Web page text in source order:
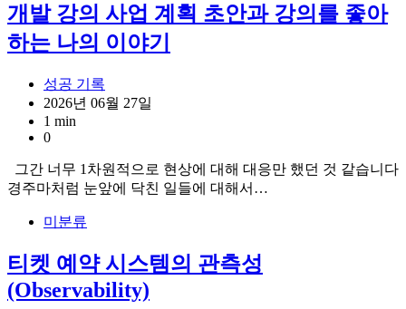
개발 강의 사업 계획 초안과 강의를 좋아
하는 나의 이야기
성공 기록
2026년 06월 27일
1 min
0
그간 너무 1차원적으로 현상에 대해 대응만 했던 것 같습니다
경주마처럼 눈앞에 닥친 일들에 대해서…
미분류
티켓 예약 시스템의 관측성
(Observability)